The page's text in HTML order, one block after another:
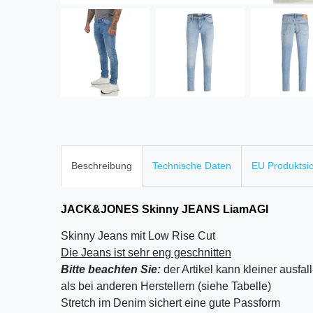
Beschreibung Technische Daten EU
JACK&JONES Skinny JEANS LiamAGI
Skinny Jeans mit Low Rise Cut
Die Jeans ist sehr eng geschnitten
Bitte beachten Sie: der Artikel kann kleiner
als bei anderen Herstellern (siehe Tabelle)
Stretch im Denim sichert eine gute Passform